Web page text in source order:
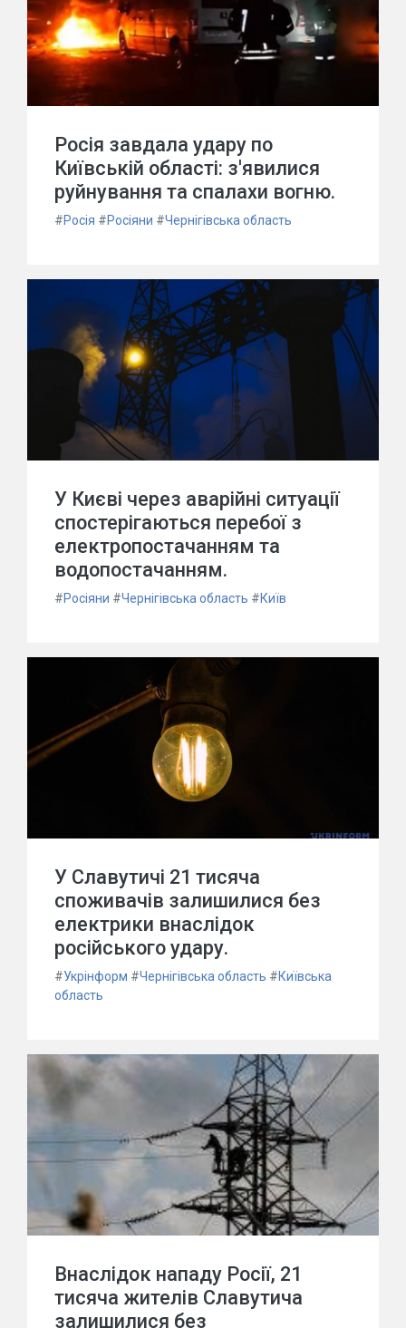
Росія завдала удару по
Київській області: з'явилися
руйнування та спалахи вогню.
#Росія #Росіяни #Чернігівська область
У Києві через аварійні ситуації
спостерігаються перебої з
електропостачанням та
водопостачанням.
#Росіяни #Чернігівська область #Київ
У Славутичі 21 тисяча
споживачів залишилися без
електрики внаслідок
російського удару.
#Укрінформ #Чернігівська область #Київська
область
Внаслідок нападу Росії, 21
тисяча жителів Славутича
залишилися без